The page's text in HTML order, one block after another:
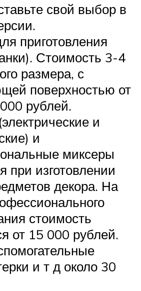
свой выбор в
приготовления
Стоимость 3-4
размера, с
поверхностью от
рублей.
и
и
миксеры
при изготовлении
декора. На
стоимость
от 15 000 рублей.
и т д около 30